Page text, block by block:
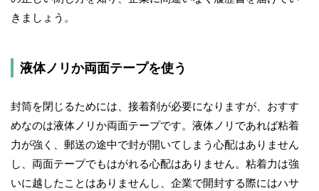
きましょう。
液体ノリか両面テープを使う
封筒を閉じるためには、接着剤が必要になりますが、おすす
めなのは液体ノリか両面テープです。液体ノリであれば粘着
力が強く、郵送の途中で封が開いてしまう心配はありません
し、両面テープでもはがれる心配はありません。粘着力は強
いに越したことはありませんし、企業で開封する際にはハサ